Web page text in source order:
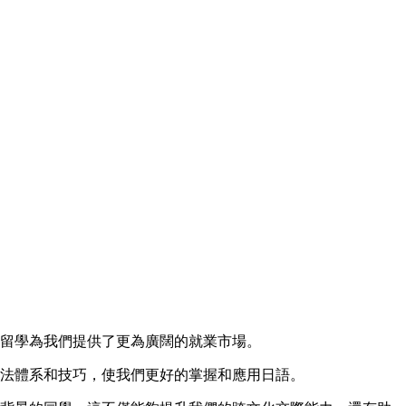
學為我們提供了更為廣闊的就業市場。
體系和技巧，使我們更好的掌握和應用日語。